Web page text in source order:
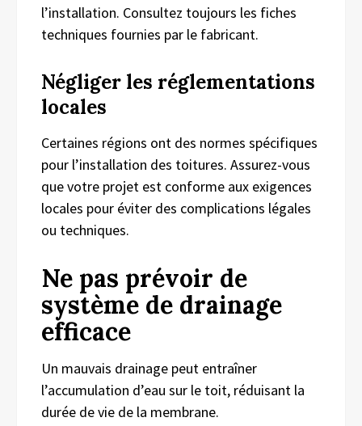
l’installation. Consultez toujours les fiches
techniques fournies par le fabricant.
Négliger les réglementations
locales
Certaines régions ont des normes spécifiques
pour l’installation des toitures. Assurez-vous
que votre projet est conforme aux exigences
locales pour éviter des complications légales
ou techniques.
Ne pas prévoir de
système de drainage
efficace
Un mauvais drainage peut entraîner
l’accumulation d’eau sur le toit, réduisant la
durée de vie de la membrane.